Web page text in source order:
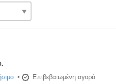
• Επιβεβαιωμένη αγορά